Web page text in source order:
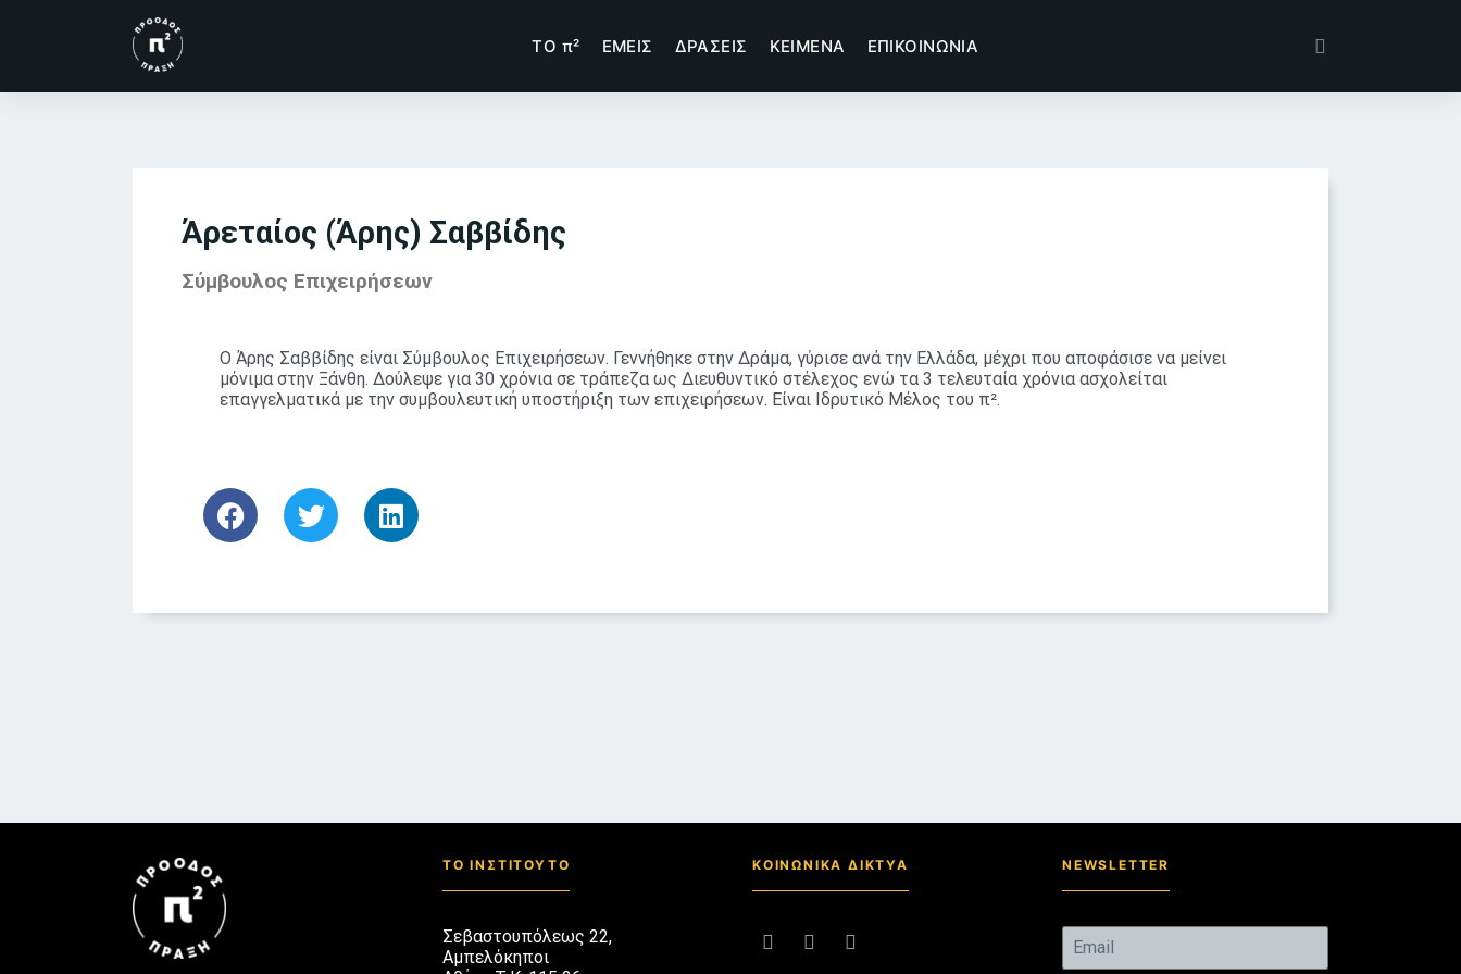
TΟ π² ΕΜΕΙΣ ΔΡΑΣΕΙΣ ΚΕΙΜΕΝΑ ΕΠΙΚΟΙΝΩΝΙΑ
Άρεταίος (Άρης) Σαββίδης
Σύμβουλος Επιχειρήσεων
Ο Άρης Σαββίδης είναι Σύμβουλος Επιχειρήσεων. Γεννήθηκε στην Δράμα, γύρισε ανά την Ελλάδα, μέχρι που αποφάσισε να μείνει
μόνιμα στην Ξάνθη. Δούλεψε για 30 χρόνια σε τράπεζα ως Διευθυντικό στέλεχος ενώ τα 3 τελευταία χρόνια ασχολείται
επαγγελματικά με την συμβουλευτική υποστήριξη των επιχειρήσεων. Είναι Ιδρυτικό Μέλος του π².
ΤΟ ΙΝΣΤΙΤΟΥΤΟ
Σεβαστουπόλεως 22,
Αμπελόκηποι
ΚΟΙΝΩΝΙΚΑ ΔΙΚΤΥΑ NEWSLETTER